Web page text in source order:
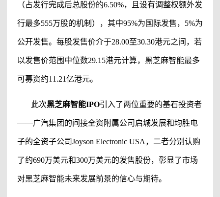
（占发行完成后总股份的6.50%，且设有调整权额外发
行最多555万股的机制），其中95%为国际发售，5%为
公开发售。每股发售价介于28.00至30.30港元之间，若
以发售价范围中位数29.15港元计算， 黑芝麻智能最多
可募资约11.21亿港元。
此次黑芝麻智能IPO引入了两位重要的基石投资者
——广汽集团的间接全资附属公司启城发展和均胜电
子的全资子公司Joyson Electronic USA，二者分别认购
了约690万美元和300万美元的发售股份，彰显了市场
对黑芝麻智能未来发展前景的信心与期待。